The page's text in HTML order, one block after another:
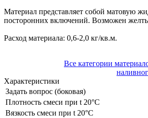
Материал представляет собой матовую
посторонних включений. Возможен
Расход материала: 0,6-2,0 кг/кв.м.
Все категории
Характеристики
Задать вопрос (боковая)
Плотность смеси при t 20°C
Вязкость смеси при t 20°С